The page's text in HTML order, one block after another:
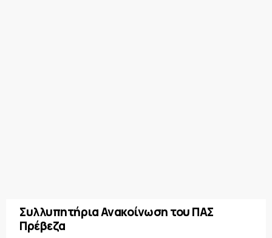
Συλλυπητήρια Ανακοίνωση του ΠΑΣ
Πρέβεζα